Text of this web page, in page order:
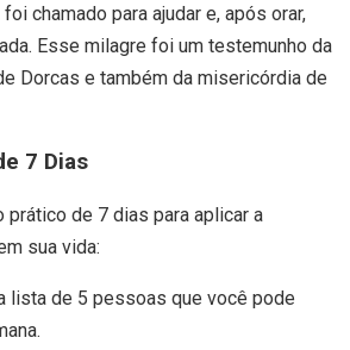
chamado para ajudar e, após orar,
Esse milagre foi um testemunho da
Dorcas e também da misericórdia de
7 Dias
prático de 7 dias para aplicar a
sua vida:
lista de 5 pessoas que você pode